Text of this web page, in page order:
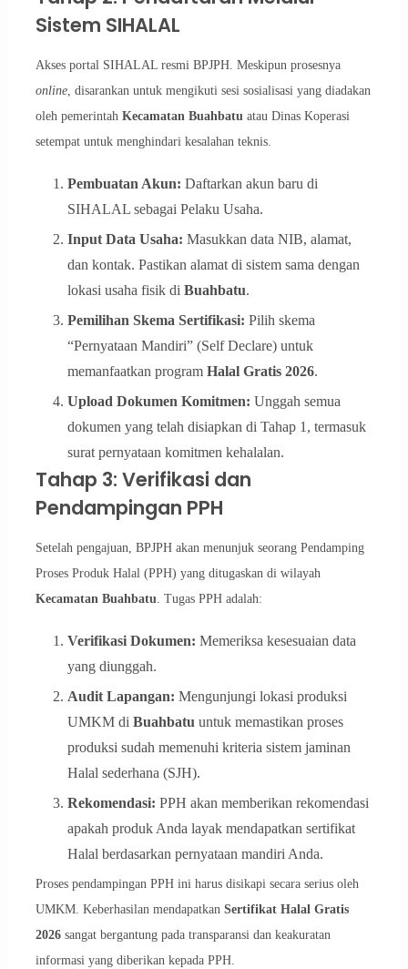
Sistem SIHALAL
Akses portal SIHALAL resmi BPJPH. Meskipun prosesnya
online, disarankan untuk mengikuti sesi sosialisasi yang diadakan
oleh pemerintah Kecamatan Buahbatuatau Dinas Koperasi
setempat untuk menghindari kesalahan teknis.
Pembuatan Akun: Daftarkan akun baru di
SIHALAL sebagai Pelaku Usaha.
Input Data Usaha: Masukkan data NIB, alamat,
dan kontak. Pastikan alamat di sistem sama dengan
lokasi usaha fisik di Buahbatu.
Pemilihan Skema Sertifikasi: Pilih skema
“Pernyataan Mandiri” (Self Declare) untuk
memanfaatkan program Halal Gratis 2026.
Upload Dokumen Komitmen: Unggah semua
dokumen yang telah disiapkan di Tahap 1, termasuk
surat pernyataan komitmen kehalalan.
Tahap 3: Verifikasi dan
Pendampingan PPH
Setelah pengajuan, BPJPH akan menunjuk seorang Pendamping
Proses Produk Halal (PPH) yang ditugaskan di wilayah
Kecamatan Buahbatu. Tugas PPH adalah:
Verifikasi Dokumen: Memeriksa kesesuaian data
yang diunggah.
Audit Lapangan: Mengunjungi lokasi produksi
UMKM di Buahbatu untuk memastikan proses
produksi sudah memenuhi kriteria sistem jaminan
Halal sederhana (SJH).
Rekomendasi: PPH akan memberikan rekomendasi
apakah produk Anda layak mendapatkan sertifikat
Halal berdasarkan pernyataan mandiri Anda.
Proses pendampingan PPH ini harus disikapi secara serius oleh
UMKM. Keberhasilan mendapatkan Sertifikat Halal Gratis
2026sangat bergantung pada transparansi dan keakuratan
informasi yang diberikan kepada PPH.